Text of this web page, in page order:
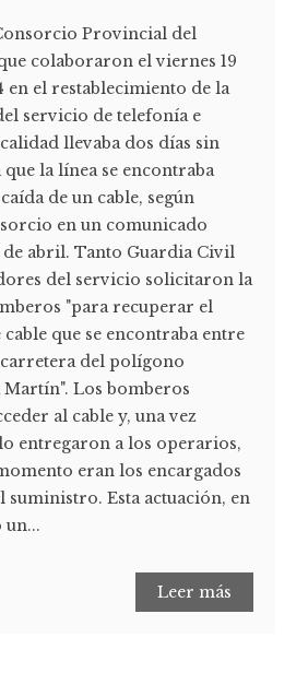
Provincial del
colaboraron el viernes 19
en el restablecimiento de la
servicio de telefonía e
llevaba dos días sin
que la línea se encontraba
de un cable, según
en un comunicado
abril. Tanto Guardia Civil
del servicio solicitaron la
"para recuperar el
que se encontraba entre
carretera del polígono
Los bomberos
al cable y, una vez
entregaron a los operarios,
eran los encargados
suministro. Esta actuación, en
Leer más